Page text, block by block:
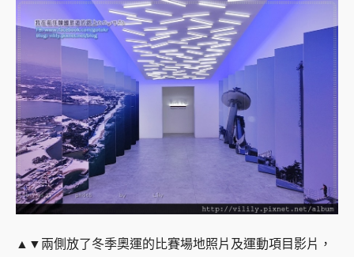
▲▼兩側放了冬季奧運的比賽場地照片及運動項目影片，